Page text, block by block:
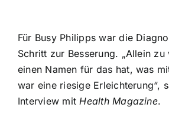
Für Busy Philipps war die
Schritt zur Besserung. „Allein zu
einen Namen für das hat, was
war eine riesige Erleichterung“,
Interview mit Health Magazine.